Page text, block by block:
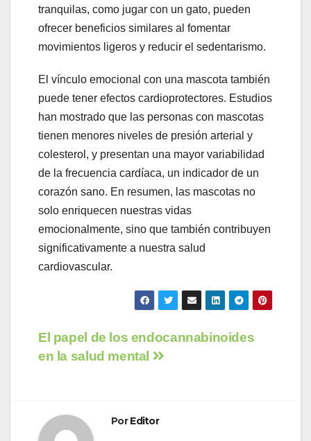
tranquilas, como jugar con un gato, pueden
ofrecer beneficios similares al fomentar
movimientos ligeros y reducir el sedentarismo.
El vínculo emocional con una mascota también
puede tener efectos cardioprotectores. Estudios
han mostrado que las personas con mascotas
tienen menores niveles de presión arterial y
colesterol, y presentan una mayor variabilidad
de la frecuencia cardíaca, un indicador de un
corazón sano. En resumen, las mascotas no
solo enriquecen nuestras vidas
emocionalmente, sino que también contribuyen
significativamente a nuestra salud
cardiovascular.
Navegación
El papel de los endocannabinoides
en la salud mental
PorEditor